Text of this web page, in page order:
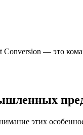
— это
этих